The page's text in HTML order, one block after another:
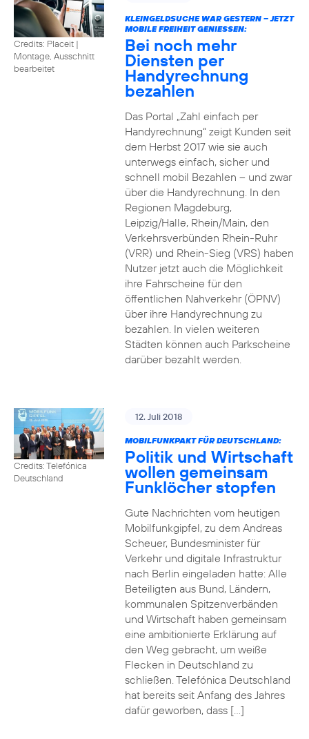
Credits: Placeit |
Montage, Ausschnitt
bearbeitet
KLEINGELDSUCHE WAR GESTERN – JETZT
MOBILE FREIHEIT GENIESSEN:
Bei noch mehr
Diensten per
Handyrechnung
bezahlen
Das Portal „Zahl einfach per
Handyrechnung“ zeigt Kunden seit
dem Herbst 2017 wie sie auch
unterwegs einfach, sicher und
schnell mobil Bezahlen – und zwar
über die Handyrechnung. In den
Regionen Magdeburg,
Leipzig/Halle, Rhein/Main, den
Verkehrsverbünden Rhein-Ruhr
(VRR) und Rhein-Sieg (VRS) haben
Nutzer jetzt auch die Möglichkeit
ihre Fahrscheine für den
öffentlichen Nahverkehr (ÖPNV)
über ihre Handyrechnung zu
bezahlen. In vielen weiteren
Städten können auch Parkscheine
darüber bezahlt werden.
Credits: Telefónica
Deutschland
12. Juli 2018
MOBILFUNKPAKT FÜR DEUTSCHLAND:
Politik und Wirtschaft
wollen gemeinsam
Funklöcher stopfen
Gute Nachrichten vom heutigen
Mobilfunkgipfel, zu dem Andreas
Scheuer, Bundesminister für
Verkehr und digitale Infrastruktur
nach Berlin eingeladen hatte: Alle
Beteiligten aus Bund, Ländern,
kommunalen Spitzenverbänden
und Wirtschaft haben gemeinsam
eine ambitionierte Erklärung auf
den Weg gebracht, um weiße
Flecken in Deutschland zu
schließen. Telefónica Deutschland
hat bereits seit Anfang des Jahres
dafür geworben, dass […]